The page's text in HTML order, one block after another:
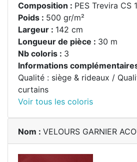
Composition : PES Trevira CS
Poids : 500 gr/m²
Largeur : 142 cm
Longueur de pièce : 30 m
Nb coloris : 3
Informations
Qualité : siège & rideaux /
curtains
Voir tous les coloris
Nom : VELOURS GARNIER